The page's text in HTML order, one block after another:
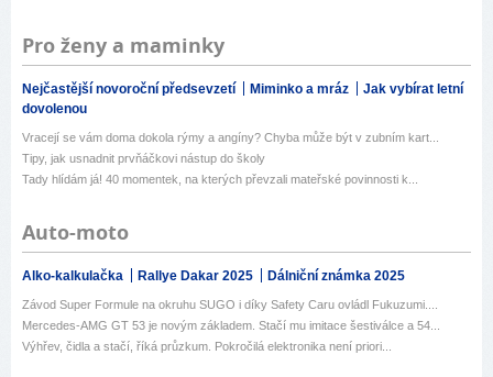
Pro ženy a maminky
Nejčastější novoroční předsevzetí Miminko a mráz
Jak vybírat letní
dovolenou
Vracejí se vám doma dokola rýmy a angíny? Chyba může být v zubním kart...
Tipy, jak usnadnit prvňáčkovi nástup do školy
Tady hlídám já! 40 momentek, na kterých převzali mateřské povinnosti k...
Auto-moto
Alko-kalkulačka Rallye Dakar 2025 Dálniční známka 2025
Závod Super Formule na okruhu SUGO i díky Safety Caru ovládl Fukuzumi....
Mercedes-AMG GT 53 je novým základem. Stačí mu imitace šestiválce a 54...
Výhřev, čidla a stačí, říká průzkum. Pokročilá elektronika není priori...